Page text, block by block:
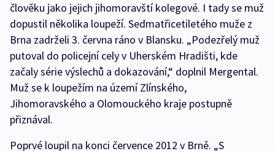
člověku jako jejich jihomoravští kolegové. I tady se muž
dopustil několika loupeží. Sedmatřicetiletého muže z
Brna zadrželi 3. června ráno v Blansku. „Podezřelý muž
putoval do policejní cely v Uherském Hradišti, kde
začaly série výslechů a dokazování,“ doplnil Mergental.
Muž se k loupežím na území Zlínského,
Jihomoravského a Olomouckého kraje postupně
přiznával.
Poprvé loupil na konci července 2012 v Brně. „S